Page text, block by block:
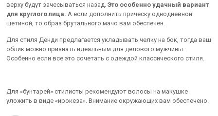
верху будут зачесываться назад.Это особенно удачный вариант
для круглого лица. А если дополнить прическу однодневной
щетиной, то образ брутального мачо вам обеспечен.
Для стиля Денди предлагается укладывать челку на бок, тогда ваш
облик можно признать идеальным для делового мужчины.
Особенно если все это сочетать с одеждой классического стиля.
Для «бунтарей» стилисты рекомендуют волосы на макушке
уложить в виде «ирокеза». Внимание окружающих вам обеспечено.